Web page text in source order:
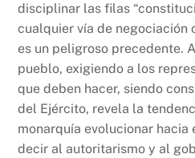
disciplinar las filas
cualquier vía de negociación
es un peligroso precedente.
pueblo, exigiendo a los
que deben hacer, siendo
del Ejército, revela la
monarquía evolucionar hacia
decir al autoritarismo y al